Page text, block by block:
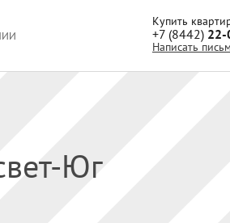
Купить
+7 (8442)
Написать
Юг